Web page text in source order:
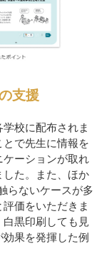
支援
校に配布されま
で先生に情報を
ーションが取れ
た。また、ほか
らないケースが多
価をいただきま
黒印刷しても見
果を発揮した例